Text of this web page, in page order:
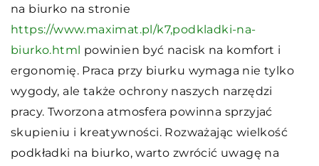
na biurko na stronie
https://www.maximat.pl/k7,podkladki-na-
biurko.html powinien być nacisk na komfort i
ergonomię. Praca przy biurku wymaga nie tylko
wygody, ale także ochrony naszych narzędzi
pracy. Tworzona atmosfera powinna sprzyjać
skupieniu i kreatywności. Rozważając wielkość
podkładki na biurko, warto zwrócić uwagę na